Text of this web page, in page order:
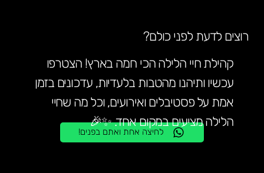
לחיצה אחת ואתם בפנים!
קהילת חיי הלילה הכי חמה בארץ! הצטרפו
עכשיו ותיהנו מהטבות בלעדיות, עדכונים בזמן
אמת על פסטיבלים ואירועים, וכל מה שחיי
הלילה מציעים במקום אחד. ✨🎉
רוצים לדעת לפני כולם?